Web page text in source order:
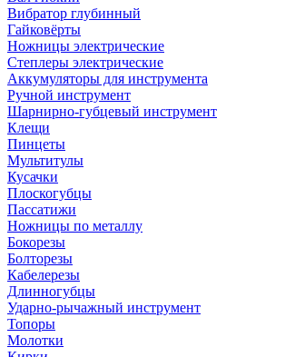
Вибратор глубинный
Гайковёрты
Ножницы электрические
Степлеры электрические
Аккумуляторы для инструмента
Ручной инструмент
Шарнирно-губцевый инструмент
Клещи
Пинцеты
Мультитулы
Кусачки
Плоскогубцы
Пассатижи
Ножницы по металлу
Бокорезы
Болторезы
Кабелерезы
Длинногубцы
Ударно-рычажный инструмент
Топоры
Молотки